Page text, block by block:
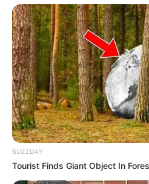
BUZZDAY
Tourist Finds Giant Object In